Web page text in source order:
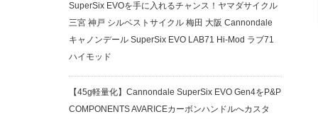
SuperSix EVOを手に入れるチャンス！ヤマダサイクル
三宮 神戸 シルベストサイクル 梅田 大阪 Cannondale
キャノンデール SuperSix EVO LAB71 Hi-Mod ラブ71
ハイモッド
【45g軽量化】Cannondale SuperSix EVO Gen4をP&P
COMPONENTS AVARICEカーボンハンドルへカスタ